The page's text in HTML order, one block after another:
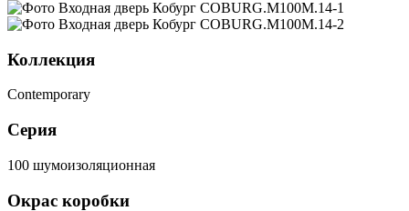
Коллекция
Contemporary
Серия
100 шумоизоляционная
Окрас коробки